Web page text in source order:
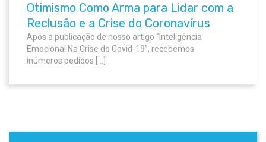
Otimismo Como Arma para Lidar com a
Reclusão e a Crise do Coronavírus
Após a publicação de nosso artigo “Inteligência
Emocional Na Crise do Covid-19”, recebemos
inúmeros pedidos […]